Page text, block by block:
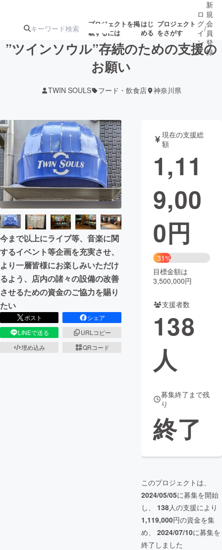
プロジェクトを掲
載するには
はじ
める
プロジェクト
をさがす
ターン
ジェクト
募集終了が近いプ
ロジェクト
されます
アート・写真 音楽
テクノロジー・ガジェット ゲーム・サ
映像・映画
ビジネス・起業
まちづくり・地域活性化
CAMPFIRE for Social Good
CAMPFIRE Creation
CAMPFIREふるさと納税machi-ya コミュニティ
ロ
グ
イ
ン
/
新
規
会
員
登
録
”ツインソウル”存続のための支援の
お願い
TWIN SOULS フード・飲食店 神奈川県
今まで以上にライブ等、音楽に関
するイベント等企画を充実させ、
より一層皆様にお楽しみいただけ
るよう、店内の諸々の設備の改善
させるための資金のご協力を賜り
たい
ポスト
シェア
LINEで送る
URLコピー
埋め込み
QRコード
現在の支援総
額
1,11
9,00
0円
31%
目標金額は
3,500,000円
支援者数
138
人
募集終了まで残
り
終了
このプロジェクトは、
2024/05/05に募集を開始
し、 138人の支援により
1,119,000円の資金を集
め、 2024/07/10に募集を
終了しました